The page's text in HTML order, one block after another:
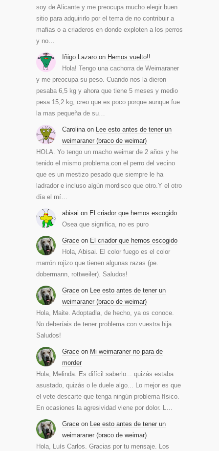
soy de Alicante y me preocupa mucho elegir buen
sitio para adquirirlo por el tema de no contribuir a
mafias o a criaderos en donde exploten a los perros
y no…
Iñigo Lazaro on Hemos vuelto!!
Hola! Tengo una cachorra de Weimaraner
y me preocupa su peso. Cuando nos la dieron
pesaba 6,5 kg y ahora que tiene 5 meses y medio
pesa 15,2 kg, creo que es poco porque aunque fue
la mas pequeña de su…
Carolina on Lee esto antes de tener un
weimaraner (braco de weimar)
HOLA. Yo tengo un macho weimar de 2 años y he
tenido el mismo problema.con el perro del vecino
que es un mestizo pesado que siempre le ha
ladrador e incluso algún mordisco que otro.Y el otro
día el mí…
abisai on El criador que hemos escogido
Osea que significa, no es puro
Grace on El criador que hemos escogido
Hola, Abisai. El color fuego es el color
marrón rojizo que tienen algunas razas (pe.
dobermann, rottweiler). Saludos!
Grace on Lee esto antes de tener un
weimaraner (braco de weimar)
Hola, Maite. Adoptadla, de hecho, ya os conoce.
No deberíais de tener problema con vuestra hija.
Saludos!
Grace on Mi weimaraner no para de
morder
Hola, Melinda. Es difícil saberlo... quizás estaba
asustado, quizás o le duele algo... Lo mejor es que
el vete descarte que tenga ningún problema físico.
En ocasiones la agresividad viene por dolor. L…
Grace on Lee esto antes de tener un
weimaraner (braco de weimar)
Hola, Luís Carlos. Gracias por tu mensaje. Los